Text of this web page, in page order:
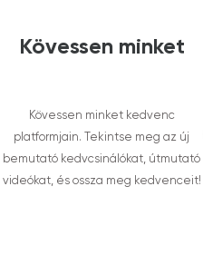
Kövessen minket
Kövessen minket kedvenc
platformjain. Tekintse meg az új
bemutató kedvcsinálókat, útmutató
videókat, és ossza meg kedvenceit!